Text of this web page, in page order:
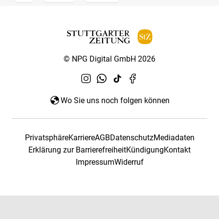
© NPG Digital GmbH 2026
Wo Sie uns noch folgen können
PrivatsphäreKarriereAGBDatenschutzMediadaten
Erklärung zur BarrierefreiheitKündigungKontakt
ImpressumWiderruf